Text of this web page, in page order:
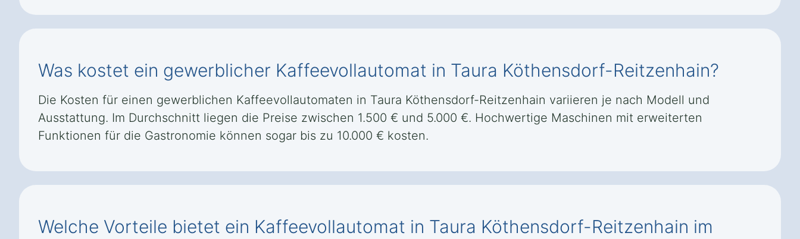
Was kostet ein gewerblicher Kaffeevollautomat in Taura Köthensdorf-Reitzenhain?
Die Kosten für einen gewerblichen Kaffeevollautomaten in Taura Köthensdorf-Reitzenhain variieren je nach Modell und
Ausstattung. Im Durchschnitt liegen die Preise zwischen 1.500 € und 5.000 €. Hochwertige Maschinen mit erweiterten
Funktionen für die Gastronomie können sogar bis zu 10.000 € kosten.
Welche Vorteile bietet ein Kaffeevollautomat in Taura Köthensdorf-Reitzenhain im